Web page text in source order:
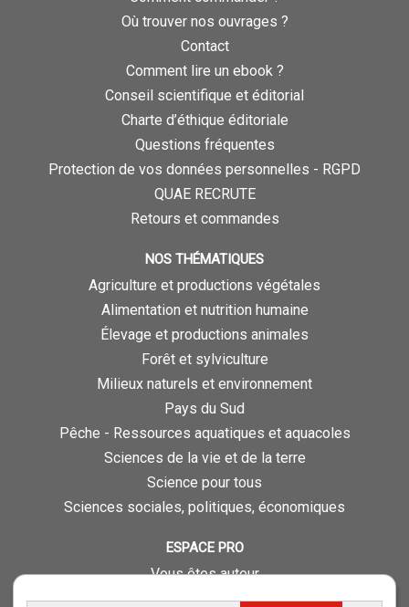
Où trouver nos ouvrages ?
Contact
Comment lire un ebook ?
Conseil scientifique et éditorial
Charte d’éthique éditoriale
Questions fréquentes
Protection de vos données personnelles - RGPD
QUAE RECRUTE
Retours et commandes
NOS THÉMATIQUES
Agriculture et productions végétales
Alimentation et nutrition humaine
Élevage et productions animales
Forêt et sylviculture
Milieux naturels et environnement
Pays du Sud
Pêche - Ressources aquatiques et aquacoles
Sciences de la vie et de la terre
Science pour tous
Sciences sociales, politiques, économiques
ESPACE PRO
Vous êtes auteur
Vous êtes journaliste